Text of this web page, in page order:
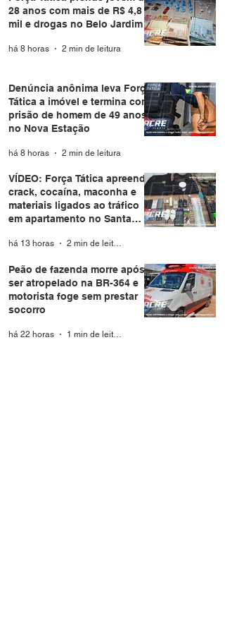
28 anos com mais de R$ 4,8
mil e drogas no Belo Jardim I
há 8 horas 2 min de leitura
Denúncia anônima leva Força
Tática a imóvel e termina com
prisão de homem de 49 anos
no Nova Estação
há 8 horas 2 min de leitura
VÍDEO: Força Tática apreende
crack, cocaína, maconha e
materiais ligados ao tráfico
em apartamento no Santa
há 13 horas 2 min de leitura
Peão de fazenda morre após
ser atropelado na BR-364 e
motorista foge sem prestar
socorro
há 22 horas